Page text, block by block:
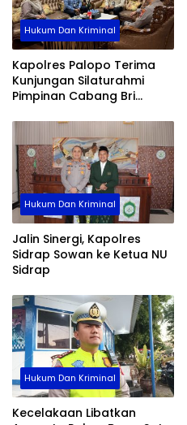
Hukum Dan Kriminal
Kapolres Palopo Terima
Kunjungan Silaturahmi
Pimpinan Cabang Bri
Hukum Dan Kriminal
Jalin Sinergi, Kapolres
Sidrap Sowan ke Ketua NU
Sidrap
Hukum Dan Kriminal
Kecelakaan Libatkan